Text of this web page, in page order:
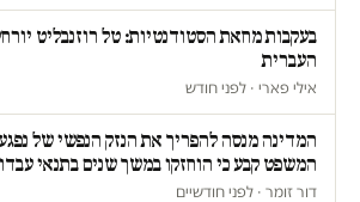
בעקבות מחאת הסטודנטיות: טל רוזנבליט
העברית
אילי פארי · לפני חודש
המדינה מנסה להפריך את הנזק הנפשי של
המשפט קבע כי הוחזקו במשך שנים בתנאי
דור זומר · לפני חודשיים